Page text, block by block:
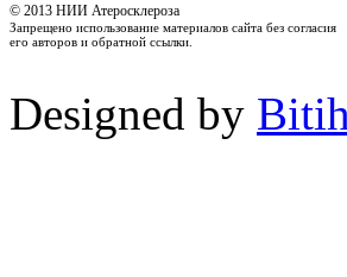
© 2013 НИИ Атеросклероза
Запрещено использование материалов сайта без согласия
его авторов и обратной ссылки.
Designed by